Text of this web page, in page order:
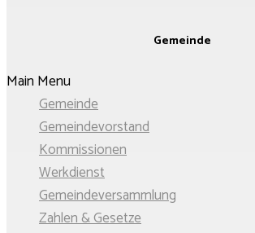
Gemeinde
Main Menu
Gemeinde
Gemeindevorstand
Kommissionen
Werkdienst
Gemeinde­versammlung
Zahlen & Gesetze